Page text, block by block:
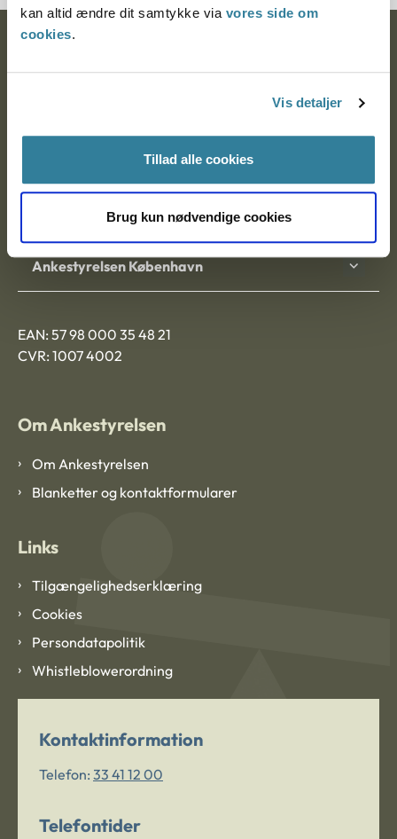
kan altid ændre dit samtykke via vores side om
cookies.
Vis detaljer
Tillad alle cookies
Brug kun nødvendige cookies
Ankestyrelsen Aalborg
Ankestyrelsen København
EAN: 57 98 000 35 48 21
CVR: 1007 4002
Om Ankestyrelsen
Om Ankestyrelsen
Blanketter og kontaktformularer
Links
Tilgængelighedserklæring
Cookies
Persondatapolitik
Whistleblowerordning
Kontaktinformation
Telefon: 33 41 12 00
Telefontider